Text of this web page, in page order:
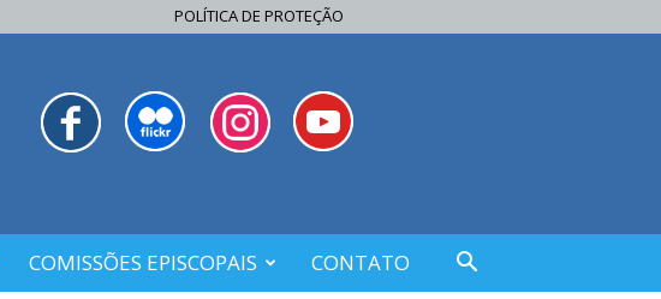
POLÍTICA DE PROTEÇÃO
COMISSÕES EPISCOPAIS CONTATO